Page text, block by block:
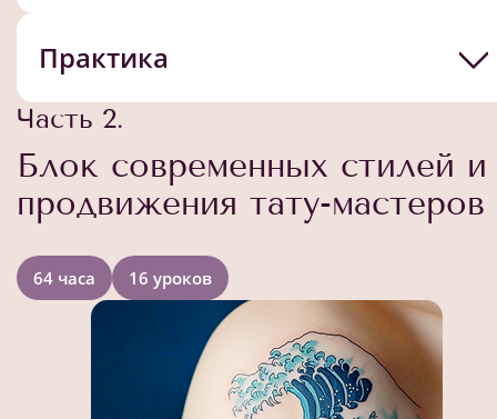
Практика
Часть 2.
Блок современных стилей и
продвижения тату-мастеров
64 часа 16 уроков